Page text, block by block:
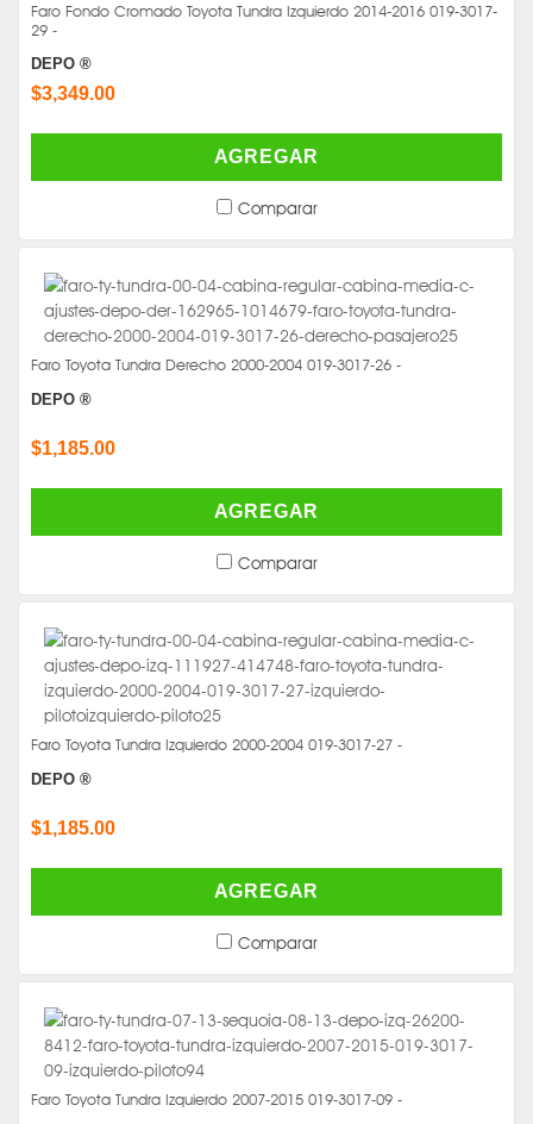
Faro Fondo Cromado Toyota Tundra Izquierdo 2014-2016 019-3017-
29 -
DEPO ®
$3,349.00
AGREGAR
Comparar
Faro Toyota Tundra Derecho 2000-2004 019-3017-26 -
DEPO ®
$1,185.00
AGREGAR
Comparar
Faro Toyota Tundra Izquierdo 2000-2004 019-3017-27 -
DEPO ®
$1,185.00
AGREGAR
Comparar
Faro Toyota Tundra Izquierdo 2007-2015 019-3017-09 -